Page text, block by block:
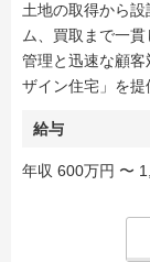
土地の取得から
ム、買取まで一
管理と迅速な顧
ザイン住宅」を提
給与
年収 600万円 〜